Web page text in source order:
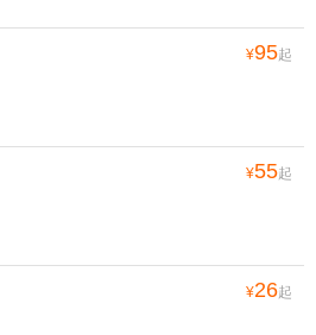
¥95起
¥55起
¥26起